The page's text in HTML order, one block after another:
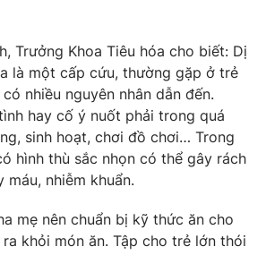
7300.7108
Trưởng Khoa Tiêu hóa cho biết: Dị
là một cấp cứu, thường gặp ở trẻ
nhiều nguyên nhân dẫn đến.
hay cố ý nuốt phải trong quá
sinh hoạt, chơi đồ chơi… Trong
hình thù sắc nhọn có thể gây rách
máu, nhiễm khuẩn.
mẹ nên chuẩn bị kỹ thức ăn cho
khỏi món ăn. Tập cho trẻ lớn thói